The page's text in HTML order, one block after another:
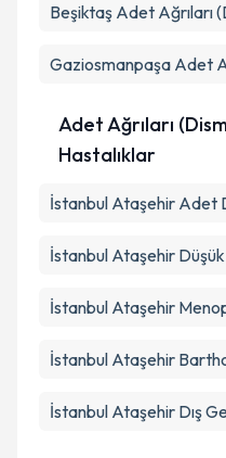
Beşiktaş Adet Ağrıları
Gaziosmanpaşa Adet
Adet Ağrıları
Hastalıklar
İstanbul Ataşehir Adet
İstanbul Ataşehir
İstanbul Ataşehir
İstanbul Ataşehir
İstanbul Ataşehir Dış